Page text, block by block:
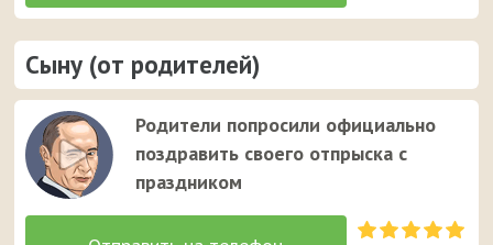
Сыну (от родителей)
Родители попросили официально
поздравить своего отпрыска с
праздником